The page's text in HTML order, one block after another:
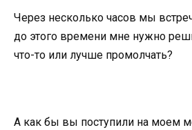
Через несколько часов мы
до этого времени мне нужно
что-то или лучше промолчать?
А как бы вы поступили на моем